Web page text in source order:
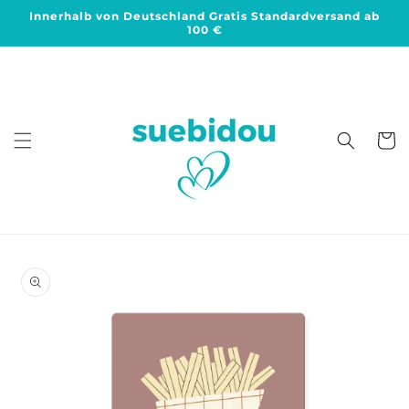
zum
Innerhalb von Deutschland Gratis Standardversand ab
100 €